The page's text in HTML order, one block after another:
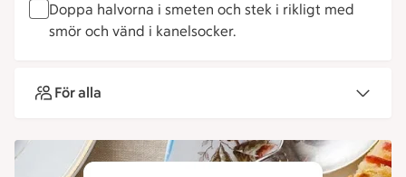
Doppa halvorna i smeten och stek i rikligt med
smör och vänd i kanelsocker.
För alla